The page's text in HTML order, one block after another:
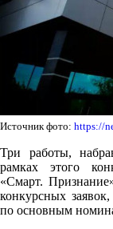
Источник фото: https://
Три работы,
рамках этого
«Смарт.
конкурсных
по основным